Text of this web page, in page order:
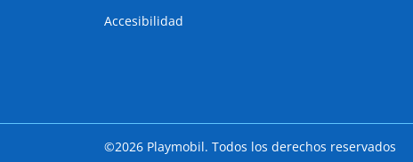
Accesibilidad
©2026 Playmobil. Todos los derechos reservados